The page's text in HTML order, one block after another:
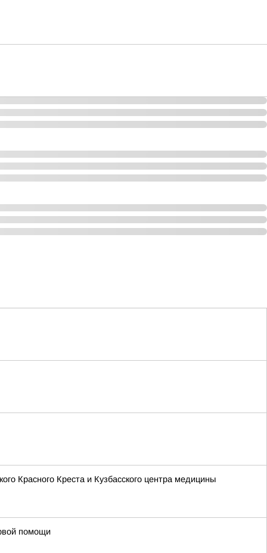
Красного Креста и Кузбасского центра медицины
помощи